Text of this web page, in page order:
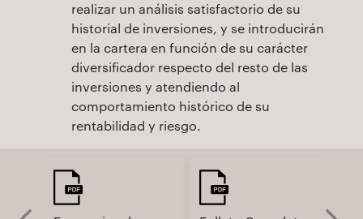
realizar un análisis satisfactorio de su
historial de inversiones, y se introducirán
en la cartera en función de su carácter
diversificador respecto del resto de las
inversiones y atendiendo al
comportamiento histórico de su
rentabilidad y riesgo.